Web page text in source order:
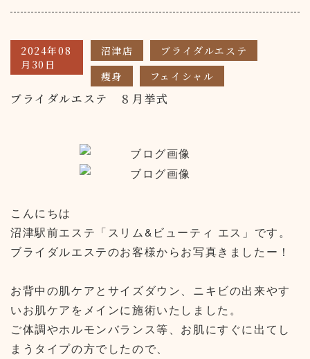
2024年08
月30日
沼津店
ブライダルエステ
痩身
フェイシャル
ブライダルエステ ８月挙式
こんにちは
沼津駅前エステ「スリム&ビューティ エス」です。
ブライダルエステのお客様からお写真きましたー！
お背中の肌ケアとサイズダウン、ニキビの出来やす
いお肌ケアをメインに施術いたしました。
ご体調やホルモンバランス等、お肌にすぐに出てし
まうタイプの方でしたので、